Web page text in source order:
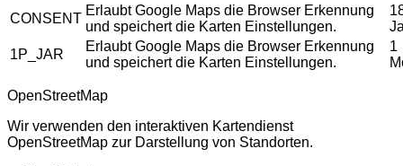
CONSENT
Erlaubt Google Maps die Browser Erkennung
und speichert die Karten Einstellungen.
1P_JAR
Erlaubt Google Maps die Browser Erkennung
und speichert die Karten Einstellungen.
1
OpenStreetMap
Wir verwenden den interaktiven Kartendienst
OpenStreetMap zur Darstellung von Standorten.